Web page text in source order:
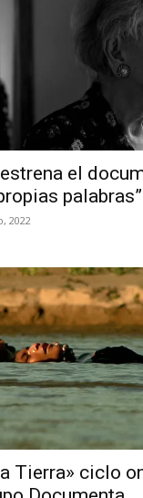
el
palabras”
2022
Tierra» ciclo